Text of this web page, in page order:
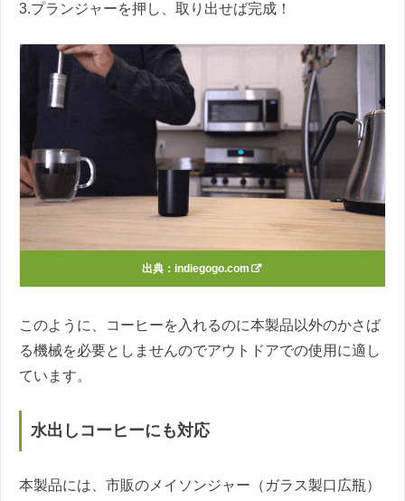
3.プランジャーを押し、取り出せば完成！
出典： indiegogo.com
このように、コーヒーを入れるのに本製品以外のかさば
る機械を必要としませんのでアウトドアでの使用に適し
ています。
水出しコーヒーにも対応
本製品には、市販のメイソンジャー（ガラス製口広瓶）